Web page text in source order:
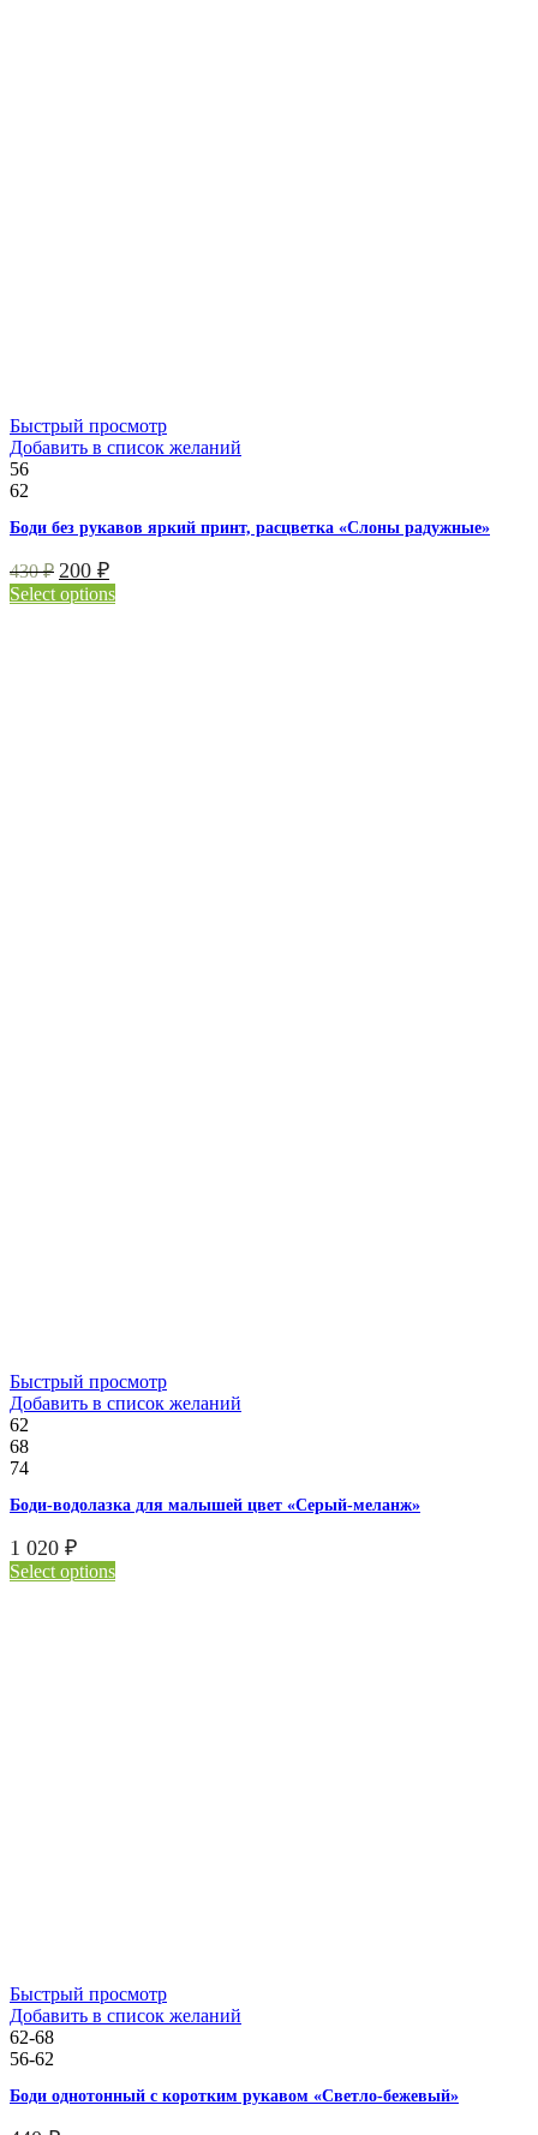
Быстрый просмотр
Добавить в список желаний
56
62
Боди без рукавов яркий принт, расцветка «Слоны радужные»
430₽ 200 ₽
Select options
Быстрый просмотр
Добавить в список желаний
62
68
74
Боди-водолазка для малышей цвет «Серый-меланж»
1 020 ₽
Select options
Быстрый просмотр
Добавить в список желаний
62-68
56-62
Боди однотонный с коротким рукавом «Светло-бежевый»